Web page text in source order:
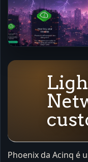
Phoenix da Acinq é